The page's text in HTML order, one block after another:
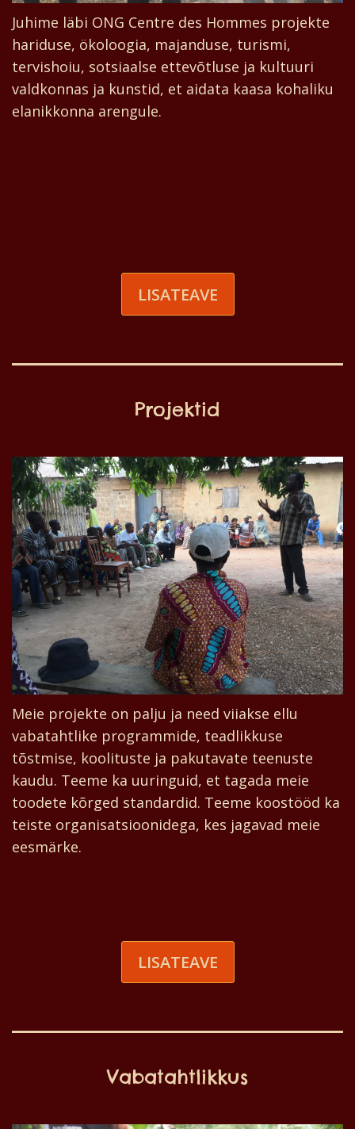
Juhime läbi ONG Centre des Hommes projekte
hariduse, ökoloogia, majanduse, turismi,
tervishoiu, sotsiaalse ettevõtluse ja kultuuri
valdkonnas ja kunstid, et aidata kaasa kohaliku
elanikkonna arengule.
LISATEAVE
Projektid
Meie projekte on palju ja need viiakse ellu
vabatahtlike programmide, teadlikkuse
tõstmise, koolituste ja pakutavate teenuste
kaudu. Teeme ka uuringuid, et tagada meie
toodete kõrged standardid. Teeme koostööd ka
teiste organisatsioonidega, kes jagavad meie
eesmärke.
LISATEAVE
Vabatahtlikkus